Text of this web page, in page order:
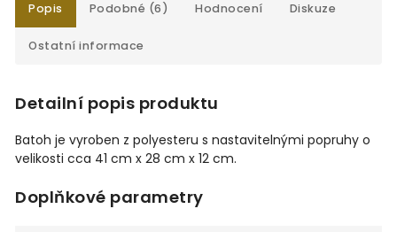
Popis Podobné (6) Hodnocení Diskuze
Ostatní informace
Detailní popis produktu
Batoh je vyroben z polyesteru s nastavitelnými popruhy o
velikosti cca 41 cm x 28 cm x 12 cm.
Doplňkové parametry